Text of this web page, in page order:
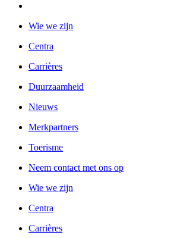
Wie we zijn
Centra
Carrières
Duurzaamheid
Nieuws
Merkpartners
Toerisme
Neem contact met ons op
Wie we zijn
Centra
Carrières